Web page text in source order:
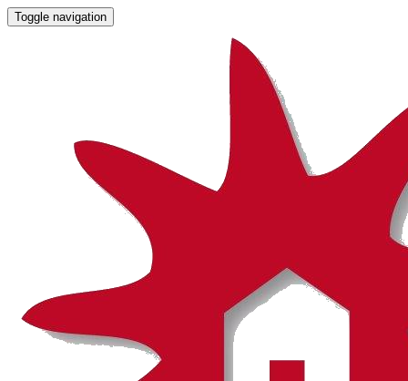
Toggle navigation